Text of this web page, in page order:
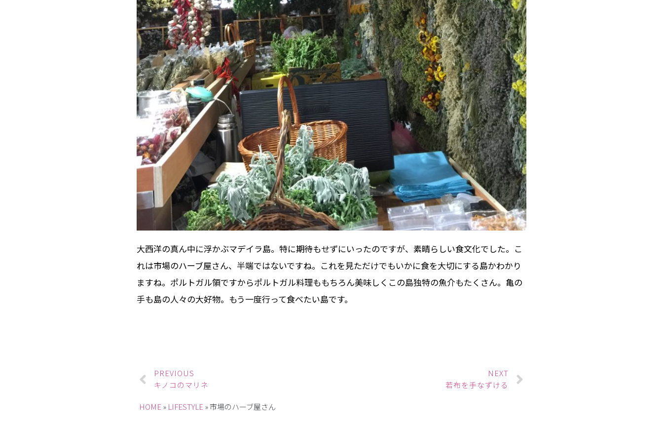
大西洋の真ん中に浮かぶマデイラ島。特に期待もせずにいったのですが、素晴らしい食文化でした。こ
れは市場のハーブ屋さん、半端ではないですね。これを見ただけでもいかに食を大切にする島かわかり
ますね。ポルトガル領ですからポルトガル料理ももちろん美味しくこの島独特の魚介もたくさん。亀の
手も島の人々の大好物。もう一度行って食べたい島です。
PREVIOUS
キノコのマリネ
NEXT
若布を手なずける
HOME » LIFESTYLE »市場のハーブ屋さん